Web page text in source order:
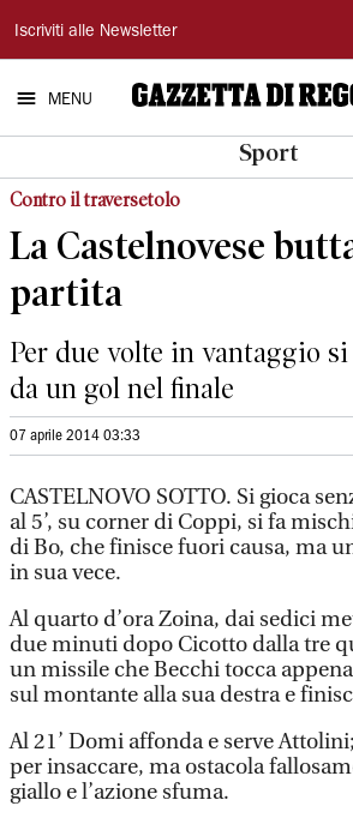
Gazzetta
di
Reggio
Iscriviti alle Newsletter
MENU
Sport
Contro il traversetolo
La Castelnovese
partita
Per due volte in vantaggio
da un gol nel finale
07 aprile 2014 03:33
CASTELNOVO SOTTO. Si gioca
al 5’, su corner di Coppi, si fa
di Bo, che finisce fuori causa, ma
in sua vece.
Al quarto d’ora Zoina, dai sedici
due minuti dopo Cicotto dalla tre
un missile che Becchi tocca
sul montante alla sua destra e
Al 21’ Domi affonda e serve
per insaccare, ma ostacola
giallo e l’azione sfuma.